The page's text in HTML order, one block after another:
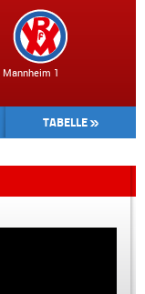
1
TABELLE